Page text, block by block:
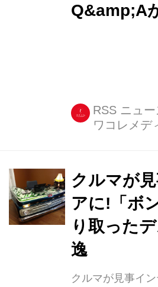
Q&amp;A
RSS ニュ
ワコレメデ
クルマが
アに!「ボ
り取った
逸
クルマが見事イ